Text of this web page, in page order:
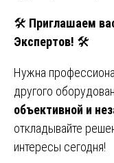
🛠️ Приглашаем
Экспертов! 🛠️
Нужна
другого
объективной и
откладывайте
интересы сегодня!